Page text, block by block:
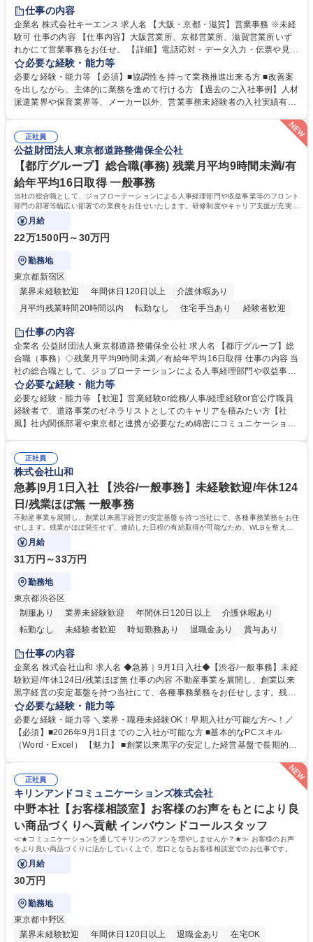
土日祝休み
仕事の内容
企業名 株式会社キーエンス 求人名 【大阪・京都・滋賀】営業事務 ※未経
験可 仕事の内容 【仕事内容】大阪営業所、京都営業所、滋賀営業所いず
れかにて営業事務をお任せ。 【詳細】電話応対・データ入力・伝票や見積
の作成・カタログ送付・来客対応・営業所内で発生する事務業務や業務改
善をお任せ。 【教育制度】ご入社後、育成担当とペアになりながらOJTに
て業務を覚えていただくことが可能です。業務システムがきちんと構築さ
れているため、スムーズに仕事に慣れることができる環境です。また、
常に改善を目指す風土のため、安心して業務に取り組んでいただけます。
募集職種 【大阪・京都・滋賀】営業事務 ※未経験可
必要な経験・能力等
必要な経験・能力等 【必須】■協調性を持って業務推進出来る方 ■改善案
を出しながら、主体的に業務を進めて行ける方 【過去のご入社事例】人材
派遣業界や保育業界等、メーカー以外、営業事務未経験者の入社実績有
により、キーエンスの付加価値向上に貢献します。ベースの定型業務に加
えて、お客様や社員の状況に合わせ、能動的なサポート、改善の動きも期
待され。組織を支えるスペシャリストとして、チームに貢献し、結果的に
社員から頼られる存在になることができます。平均19:30の退勤以降の業
務の持ち帰りも禁止されており、メリハリのある働き方となります。 学
歴・資格 学歴：大学院 大学 高専 短大 語学力： 資格：
正社員
公益財団法人東京都道路整備保全公社
【都庁グループ】総合職(事務) 残業月平均9時間未満/有
給年平均16日取得 一般事務
当社の総合職として、ジョブローテーションによる人事経理部門や収益事業等のフロント
部門の部署等幅広い部署での業務をお任せいたします。研修制度やキャリア支援が充実し
ております！ ※下記業務詳細
月給
22万1500円～30万円
勤務地
東京都新宿区
業界未経験歓迎
年間休日120日以上
介護休暇あり
月平均残業時間20時間以内
転勤なし 住宅手当あり
経験者歓迎
研修あり
退職金あり
駅近5分以内
資格取得手当あり 食事補助あり
仕事の内容
企業名 公益財団法人東京都道路整備保全公社 求人名 【都庁グループ】総
合職（事務）◇残業月平均9時間未満／有給年平均16日取得 仕事の内容 当
社の総合職として、ジョブローテーションによる人事経理部門や収益事業
等のフロント部門の部署等幅広い部署での業務をお任せいたします。研修
制度やキャリア支援が充実しております！ ※下記業務詳細 【業務詳細】■
管理部門：広報、人事、経理など当公社の運営に係る管理業務 ■収益部
門：駐車場の新規開拓、管理運営、新宿駅西口広場の「イベントコーナ
道路施設や道路工事現場の見学ツアー事業 ※入社後は上記いずれかの部門
へ配属。※業務内容変更の範囲：会社の定める業務 募集職種 【都庁グル
ープ】総合職（事務）◇残業月平均9時間未満／有給年平均16日取得
必要な経験・能力等
必要な経験・能力等 【歓迎】営業経験or総務/人事/経理経験or官公庁職員
経験者で、道路事業のゼネラリストとしてのキャリアを積みたい方【社
風】社内関係部署や東京都と連携が必要なため綿密にコミュニケーション
部門など多岐に渡る業務を経験できます。 ■様々なプロジェクト：駐車場
事業の他、新宿駅西口広場内に設置された照明を兼ねた広告「ブライトサ
イン」の管理運営を行うなど、事業収益を生み出す活動を積極的に行って
います。 学歴・資格 学歴：大学院 大学 高専 短大 専修学校 高校 語学力：
資格：
正社員
株式会社山和
急募|9月1日入社 【渋谷/一般事務】未経験歓迎/年休124
日/残業ほぼ無 一般事務
不動産事業を展開し、創業以来黒字経営の安定基盤を持つ当社にて、各種事務業務をお任
せします。残業がほぼ発生せず、連続した日程の有給取得が可能なため、WLBを整えた
い方にお勧めの環境です！
月給
31万円～33万円
勤務地
東京都渋谷区
制服あり
業界未経験歓迎 年間休日120日以上
介護休暇あり
転勤なし
未経験者歓迎 時短勤務あり 退職金あり
賞与あり
育休あり
完全週休2日制
仕事の内容
企業名 株式会社山和 求人名 ◆急募｜9月1日入社◆【渋谷/一般事務】未経
験歓迎/年休124日/残業ほぼ無 仕事の内容 不動産事業を展開し、創業以来
黒字経営の安定基盤を持つ当社にて、各種事務業務をお任せします。残業
がほぼ発生せず、連続した日程の有給取得が可能なため、WLBを整えたい
方にお勧めの環境です！ 入社後はOJTを通じて丁寧に研修を行いますの
で、事務未経験の方でも安心して臨むことができます。 【業務詳細】■電
話・来客対応 ■物件の鍵や社内の備品管理 ■データ入力や書類作成 ■契約
必要な経験・能力等
必要な経験・能力等 ＼業界・職種未経験OK！早期入社が可能な方へ！／
【必須】■2026年9月1日までのご入社が可能な方 ■基本的なPCスキル
（Word・Excel） 【魅力】 ■創業以来黒字の安定した経営基盤で長期的に
両立が可能 ■有給取得を積極的に推奨、年間10日程度の取得実績 ■1ヶ月
のOJTで業務を習得可能、未経験でもしっかりサポート 学歴・資格 学
歴：大学院 大学 高専 短大 語学力： 資格：
正社員
キリンアンドコミュニケーションズ株式会社
中野本社【お客様相談室】お客様のお声をもとにより良
い商品づくりへ貢献 インバウンドコールスタッフ
≪★コミュニケーションを通してキリンのファンを増やしませんか？★≫ お客様のお声
をより良い商品づくりに活かしていく上で、窓口となるお客様相談室でのお仕事です。
月給
30万円
勤務地
東京都中野区
業界未経験歓迎
年間休日120日以上 退職金あり 在宅OK